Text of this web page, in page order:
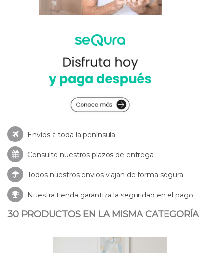
Envíos a toda la península
Consulte nuestros plazos de entrega
Todos nuestros envios viajan de forma segura
Nuestra tienda garantiza la seguridad en el pago
30 PRODUCTOS EN LA MISMA CATEGORÍA